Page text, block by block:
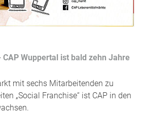
Wuppertal ist bald zehn Jahre
mit sechs Mitarbeitenden zu
„Social Franchise“ ist CAP in den